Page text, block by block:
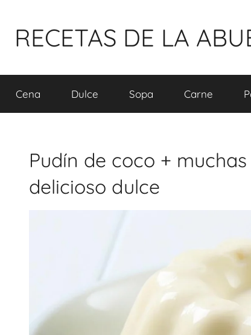
RECETAS DE LA
Cena Dulce Sopa Carne
Pudín de coco +
delicioso dulce